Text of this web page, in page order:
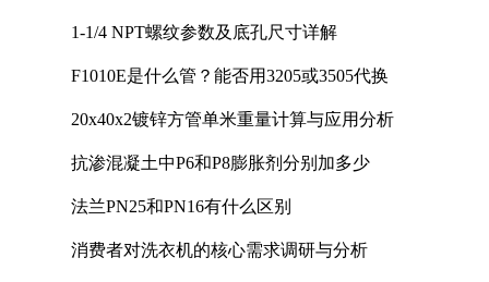
1-1/4 NPT螺纹参数及底孔尺寸详解
F1010E是什么管？能否用3205或3505代换
20x40x2镀锌方管单米重量计算与应用分析
抗渗混凝土中P6和P8膨胀剂分别加多少
法兰PN25和PN16有什么区别
消费者对洗衣机的核心需求调研与分析